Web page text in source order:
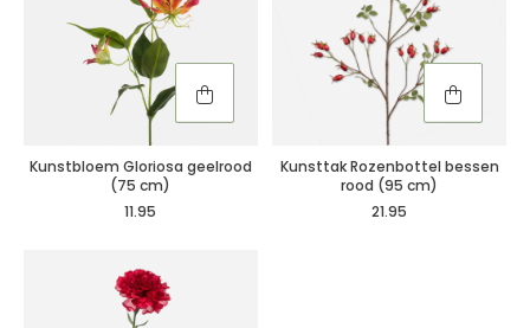
Kunstbloem Gloriosa geelrood
(75 cm)
11.95
Kunsttak Rozenbottel bessen
rood (95 cm)
21.95